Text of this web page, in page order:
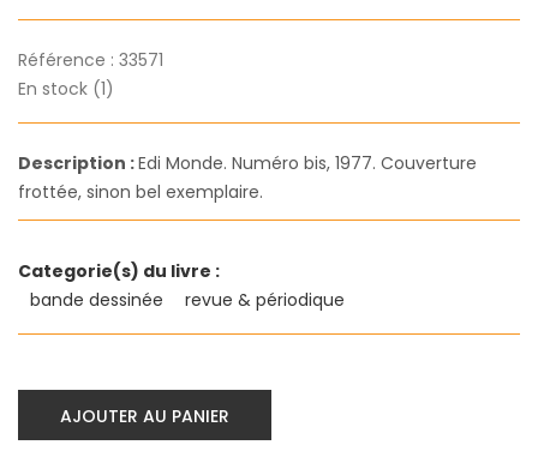
Référence : 33571
En stock (1)
Description :Edi Monde. Numéro bis, 1977. Couverture
frottée, sinon bel exemplaire.
Categorie(s) du livre :
bande dessinée
revue & périodique
AJOUTER AU PANIER